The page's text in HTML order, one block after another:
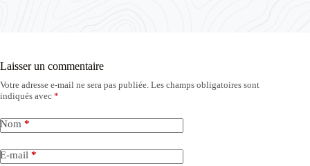
Laisser un commentaire
Votre adresse e-mail ne sera pas publiée. Les champs obligatoires sont
indiqués avec *
Nom *
E-mail *